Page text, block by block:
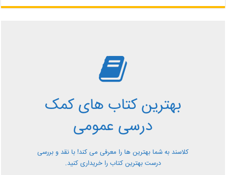
بهترین کتاب های کمک
درسی عمومی
کلاسند به شما بهترین ها را معرفی می کند! با نقد و بررسی
درست بهترین کتاب را خریداری کنید.
بررسی بهترین کتاب های
کمک درسی عمومی
معرفی کتاب های کمک درسی عمومی و بررسی آن ها کاملا
رایگان از کلاسند